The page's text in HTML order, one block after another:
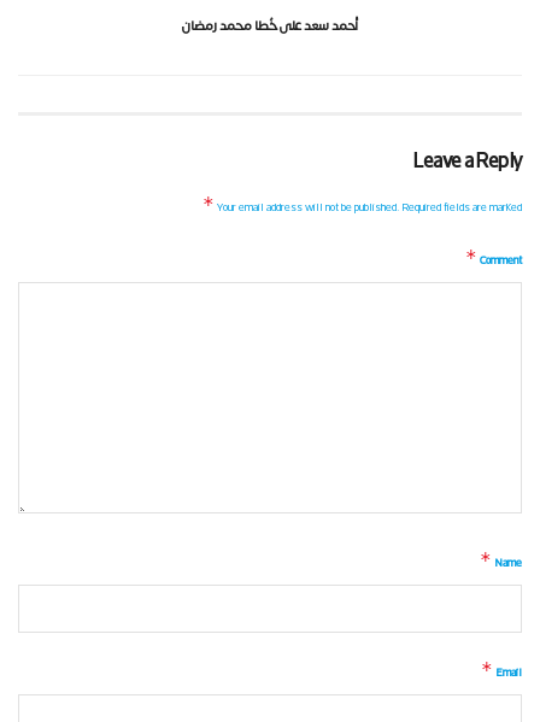
أحمد سعد على خُطا محمد رمضان
Leave a Reply
Your email address will not be published.Required fields are marked
*
Comment
*
Name
*
Email
*